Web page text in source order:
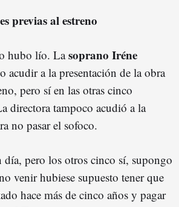
previas al estreno
hubo lío. Lasoprano Iréne
acudir a la presentación de la obra
pero sí en las otras cinco
directora tampoco acudió a la
no pasar el sofoco.
pero los otros cinco sí, supongo
venir hubiese supuesto tener que
hace más de cinco años y pagar